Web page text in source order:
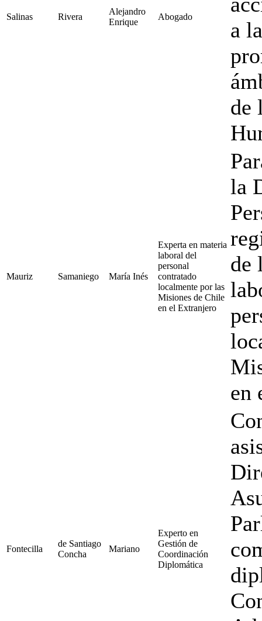
Salinas Rivera
Alejandro
Enrique
Abogado
a
de
Mauriz Samaniego María Inés
Experta en materia
laboral del
personal
contratado
localmente por las
Misiones de Chile
en el Extranjero
la
de
en
Fontecilla
de Santiago
Concha
Mariano
Experto en
Gestión de
Coordinación
Diplomática